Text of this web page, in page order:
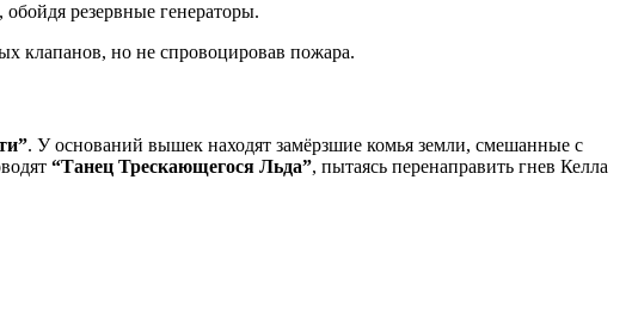
резервные генераторы.
клапанов, но не спровоцировав пожара.
. У оснований вышек находят замёрзшие комья земли, смешанные с
“Танец Трескающегося Льда”, пытаясь перенаправить гнев Келла